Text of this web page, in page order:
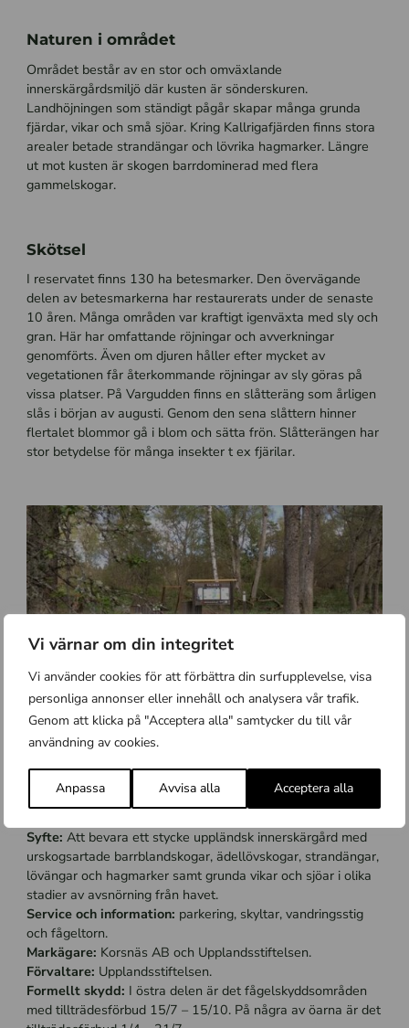
Vi värnar om din integritet
Vi använder cookies för att förbättra din surfupplevelse, visa
personliga annonser eller innehåll och analysera vår trafik.
Genom att klicka på "Acceptera alla" samtycker du till vår
användning av cookies.
Anpassa Avvisa alla Acceptera alla
Naturen i området
Området består av en stor och omväxlande
innerskärgårdsmiljö där kusten är sönderskuren.
Landhöjningen som ständigt pågår skapar många grunda
fjärdar, vikar och små sjöar. Kring Kallrigafjärden finns stora
arealer betade strandängar och lövrika hagmarker. Längre
ut mot kusten är skogen barrdominerad med flera
gammelskogar.
Skötsel
I reservatet finns 130 ha betesmarker. Den övervägande
delen av betesmarkerna har restaurerats under de senaste
10 åren. Många områden var kraftigt igenväxta med sly och
gran. Här har omfattande röjningar och avverkningar
genomförts. Även om djuren håller efter mycket av
vegetationen får återkommande röjningar av sly göras på
vissa platser. På Vargudden finns en slåtteräng som årligen
slås i början av augusti. Genom den sena slåttern hinner
flertalet blommor gå i blom och sätta frön. Slåtterängen har
stor betydelse för många insekter t ex fjärilar.
En av entréerna i Kallriga naturreservat. Foto: Anett Wass
Fakta om Kallriga
Syfte: Att bevara ett stycke uppländsk innerskärgård med
urskogsartade barrblandskogar, ädellövskogar, strandängar,
lövängar och hagmarker samt grunda vikar och sjöar i olika
stadier av avsnörning från havet.
Service och information: parkering, skyltar, vandringsstig
och fågeltorn.
Markägare: Korsnäs AB och Upplandsstiftelsen.
Förvaltare: Upplandsstiftelsen.
Formellt skydd: I östra delen är det fågelskyddsområden
med tillträdesförbud 15/7 – 15/10. På några av öarna är det